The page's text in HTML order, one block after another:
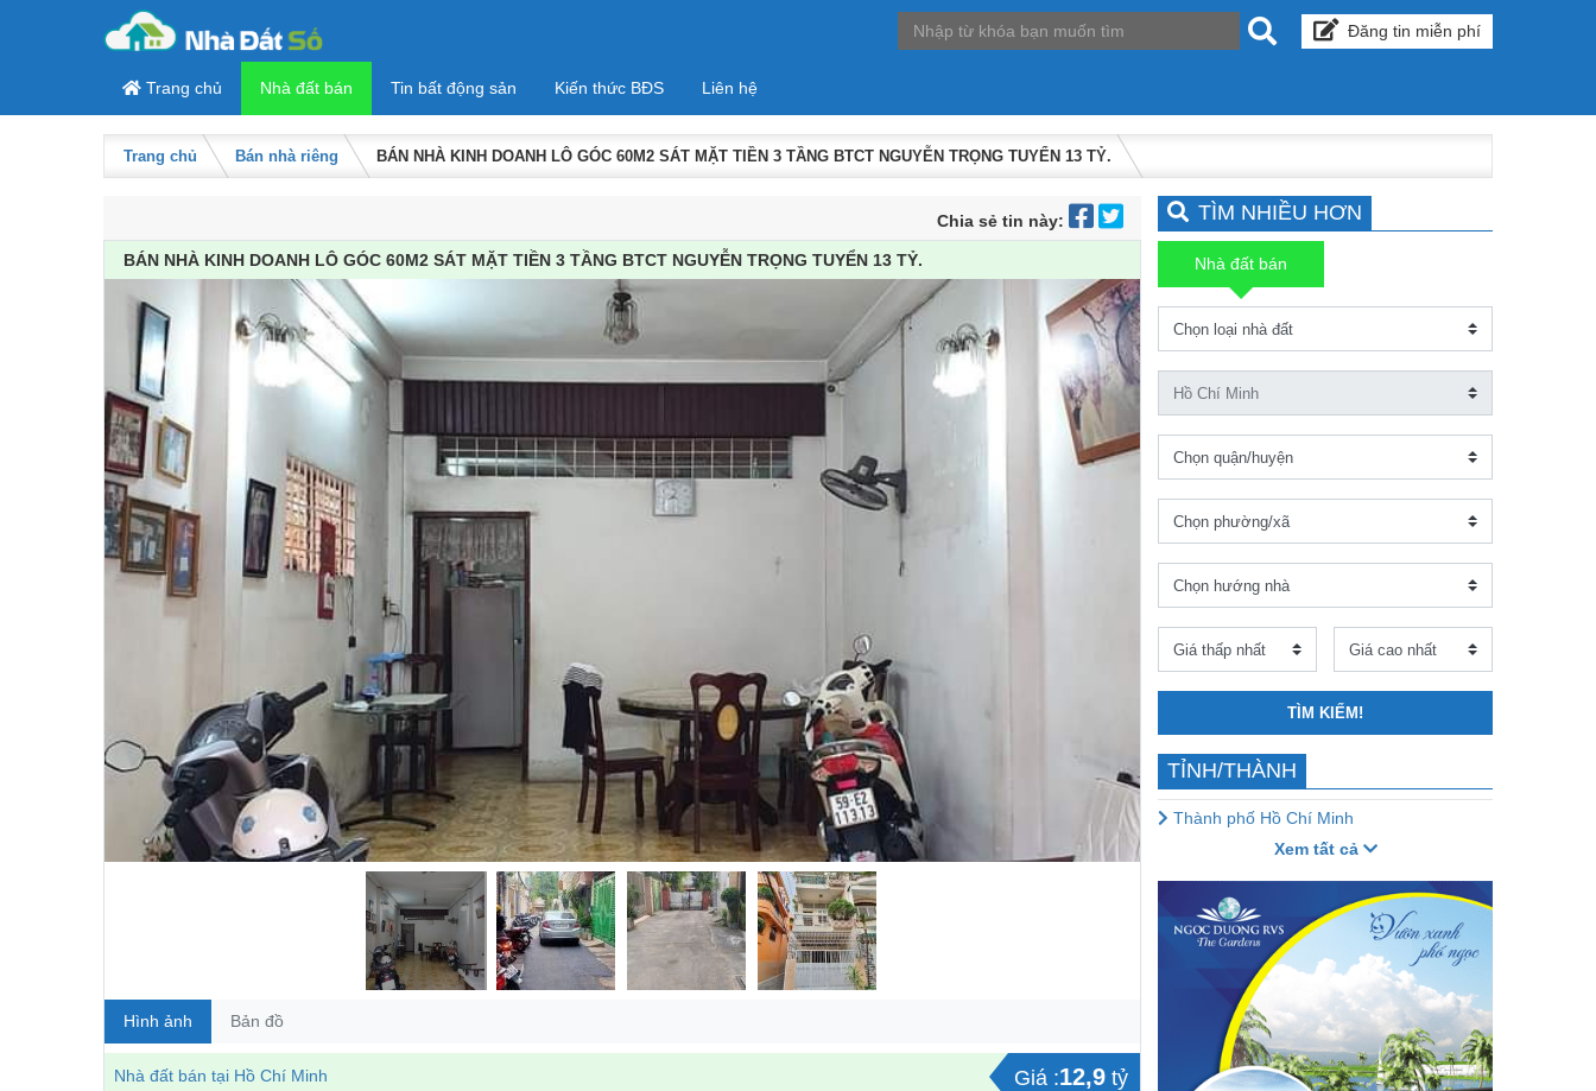
Đăng tin miễn phí
Trang chủ Nhà đất bán Tin bất động sản Kiến thức BĐS Liên hệ
Trang chủ Bán nhà riêng BÁN NHÀ KINH DOANH LÔ GÓC 60M2 SÁT MẶT TIỀN 3 TẦNG BTCT NGUYỄN TRỌNG TUYỂN 13 TỶ.
Chia sẻ tin này:
BÁN NHÀ KINH DOANH LÔ GÓC 60M2 SÁT MẶT TIỀN 3 TẦNG BTCT NGUYỄN TRỌNG TUYỂN 13 TỶ.
Hình ảnh Bản đồ
Nhà đất bán tại Hồ Chí Minh Giá :12,9 tỷ
TÌM NHIỀU HƠN
Nhà đất bán
TÌM KIẾM!
TỈNH/THÀNH
Thành phố Hồ Chí Minh
Xem tất cả